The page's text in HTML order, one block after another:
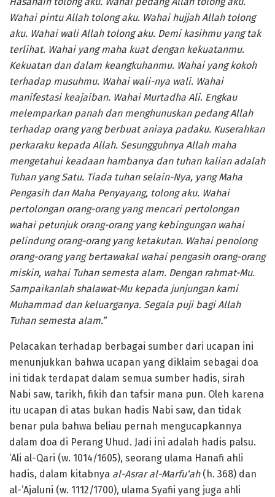
Wahai pintu Allah tolong aku. Wahai hujjah Allah tolong
aku. Wahai wali Allah tolong aku. Demi kasihmu yang tak
terlihat. Wahai yang maha kuat dengan kekuatanmu.
Kekuatan dan dalam keangkuhanmu. Wahai yang kokoh
terhadap musuhmu. Wahai wali-nya wali. Wahai
manifestasi keajaiban. Wahai Murtadha Ali. Engkau
melemparkan panah dan menghunuskan pedang Allah
terhadap orang yang berbuat aniaya padaku. Kuserahkan
perkaraku kepada Allah. Sesungguhnya Allah maha
mengetahui keadaan hambanya dan tuhan kalian adalah
Tuhan yang Satu. Tiada tuhan selain-Nya, yang Maha
Pengasih dan Maha Penyayang, tolong aku. Wahai
pertolongan orang-orang yang mencari pertolongan
wahai petunjuk orang-orang yang kebingungan wahai
pelindung orang-orang yang ketakutan. Wahai penolong
orang-orang yang bertawakal wahai pengasih orang-orang
miskin, wahai Tuhan semesta alam. Dengan rahmat-Mu.
Sampaikanlah shalawat-Mu kepada junjungan kami
Muhammad dan keluarganya. Segala puji bagi Allah
Tuhan semesta alam.”
Pelacakan terhadap berbagai sumber dari ucapan ini
menunjukkan bahwa ucapan yang diklaim sebagai doa
ini tidak terdapat dalam semua sumber hadis, sirah
Nabi saw, tarikh, fikih dan tafsir mana pun. Oleh karena
itu ucapan di atas bukan hadis Nabi saw, dan tidak
benar pula bahwa beliau pernah mengucapkannya
dalam doa di Perang Uhud. Jadi ini adalah hadis palsu.
‘Ali al-Qari (w. 1014/1605), seorang ulama Hanafi ahli
hadis, dalam kitabnya al-Asrar al-Marfu‘ah (h. 368) dan
al-’Ajaluni (w. 1112/1700), ulama Syafii yang juga ahli